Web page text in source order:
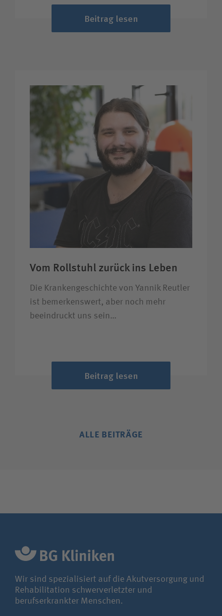
Beitrag lesen
Vom Rollstuhl zurück ins Leben
Die Krankengeschichte von Yannik Reutler
ist bemerkenswert, aber noch mehr
beeindruckt uns sein…
Beitrag lesen
ALLE BEITRÄGE
Wir sind spezialisiert auf die Akutversorgung und
Rehabilitation schwerverletzter und
berufserkrankter Menschen.